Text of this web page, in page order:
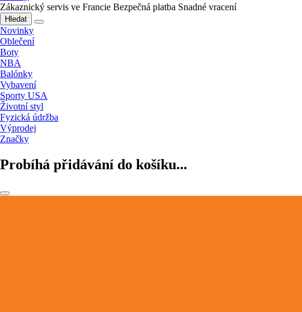
Zákaznický servis ve Francie Bezpečná platba Snadné vracení
Hledat
Novinky
Oblečení
Boty
NBA
Balónky
Vybavení
Sporty USA
Životní styl
Fyzická údržba
Výprodej
Značky
Probíhá přidávání do košíku...